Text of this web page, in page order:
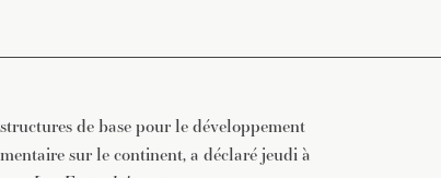
de base pour le développement
sur le continent, a déclaré jeudi à